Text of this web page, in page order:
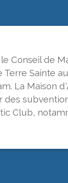
le Conseil de
Terre Sainte
La Maison
des
Club,